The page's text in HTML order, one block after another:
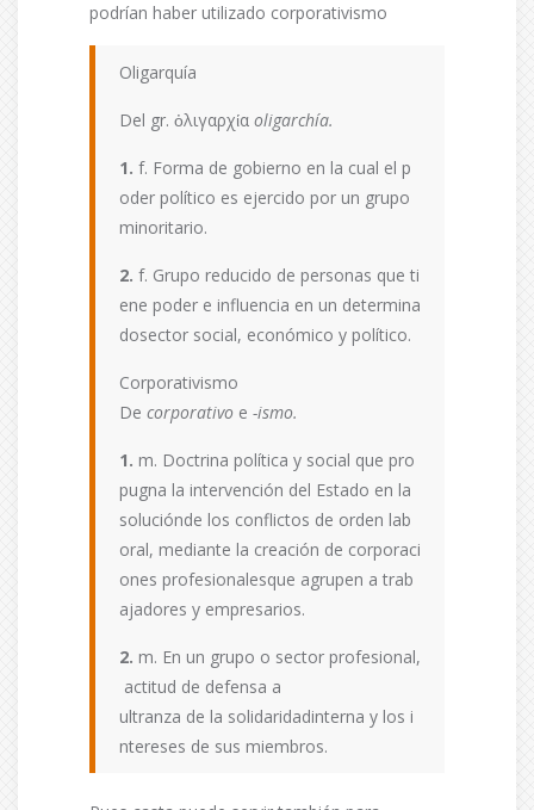
podrían haber utilizado corporativismo
Oligarquía
Del gr. ὀλιγαρχία oligarchía.
1. f. Forma de gobierno en la cual el p
oder político es ejercido por un grupo
minoritario.
2. f. Grupo reducido de personas que ti
ene poder e influencia en un determina
dosector social, económico y político.
Corporativismo
De corporativo e -ismo.
1. m. Doctrina política y social que pro
pugna la intervención del Estado en la
soluciónde los conflictos de orden lab
oral, mediante la creación de corporaci
ones profesionalesque agrupen a trab
ajadores y empresarios.
2. m. En un grupo o sector profesional,
actitud de defensa a
ultranza de la solidaridadinterna y los i
ntereses de sus miembros.